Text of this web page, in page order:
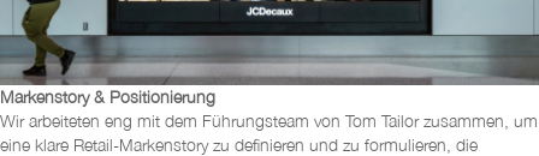
Markenstory & Positionierung
Wir arbeiteten eng mit dem Führungsteam von Tom Tailor zusammen, um
eine klare Retail-Markenstory zu definieren und zu formulieren, die